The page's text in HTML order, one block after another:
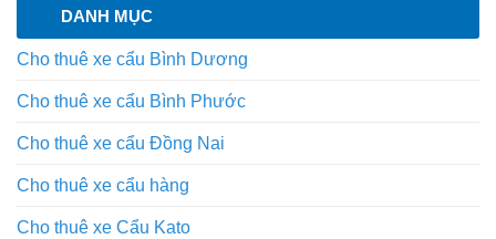
DANH MỤC
Cho thuê xe cẩu Bình Dương
Cho thuê xe cẩu Bình Phước
Cho thuê xe cẩu Đồng Nai
Cho thuê xe cẩu hàng
Cho thuê xe Cẩu Kato